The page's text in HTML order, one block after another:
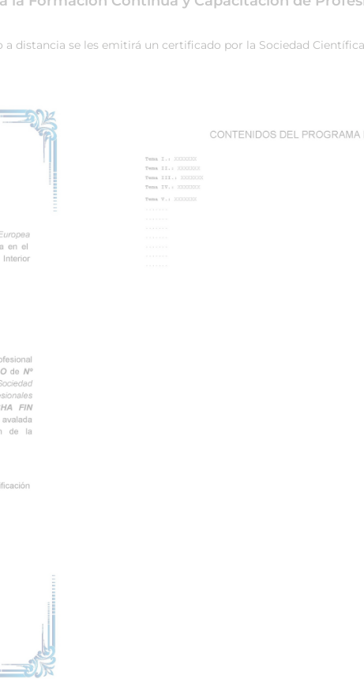
a distancia se les emitirá un certificado por la Sociedad